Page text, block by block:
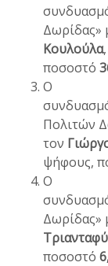
Δωρίδας»
Κουλούλα,
ποσοστό
Ο
Πολιτών
τον
ψήφους,
Ο
Δωρίδας»
ποσοστό